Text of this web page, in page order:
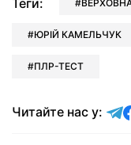
Теги:
ЮРІЙ КАМЕЛЬЧУК
ПЛР-ТЕСТ
Читайте нас у: